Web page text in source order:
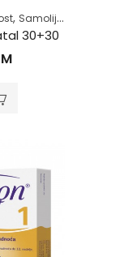
, Samoliječenje
30+30